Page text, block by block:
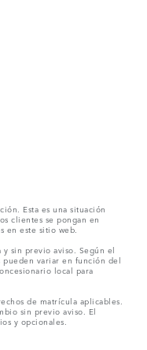
Esta es una situación
clientes se pongan en
en este sitio web.
sin previo aviso. Según el
pueden variar en función del
local para
de matrícula aplicables.
sin previo aviso. El
y opcionales.